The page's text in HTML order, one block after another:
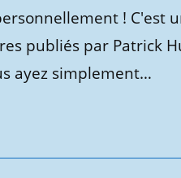
! C'est
publiés par Patrick
ayez simplement…